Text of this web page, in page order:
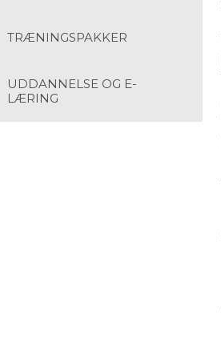
TRÆNINGSPAKKER
UDDANNELSE OG E-
LÆRING